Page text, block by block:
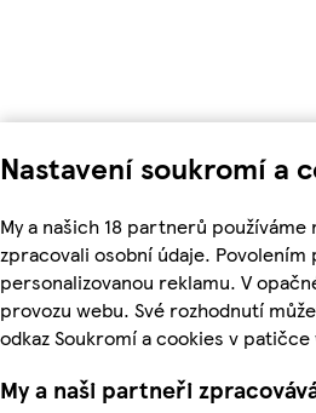
Nastavení soukromí a
My a našich 18 partnerů
zpracovali osobní údaje.
personalizovanou reklamu. V
provozu webu. Své rozhodnutí
odkaz Soukromí a cookies v patičce
My a naši partneři